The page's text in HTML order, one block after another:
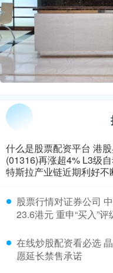
什么是股票配资平台 港
(01316)再涨超4% L3级
特斯拉产业链近期利好不
股票行情对证券公司
23.6港元 重申“买入”评
在线炒股配资看必选
愿延长禁售承诺